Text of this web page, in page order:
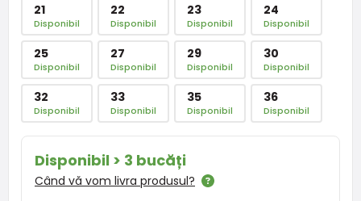
21
Disponibil
22
Disponibil
23
Disponibil
24
Disponibil
25
Disponibil
27
Disponibil
29
Disponibil
30
Disponibil
32
Disponibil
33
Disponibil
35
Disponibil
36
Disponibil
Disponibil > 3 bucăți
Când vă vom livra produsul?